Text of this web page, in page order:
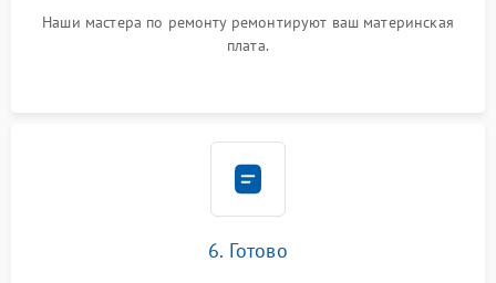
Наши мастера по ремонту ремонтируют ваш материнская
плата.
6. Готово